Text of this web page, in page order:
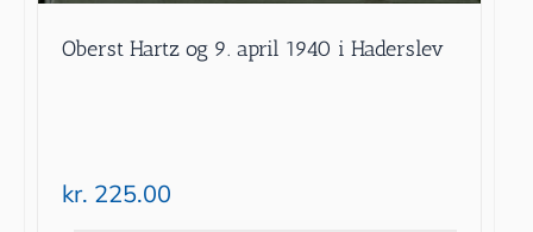
Oberst Hartz og 9. april 1940 i Haderslev
kr. 225.00